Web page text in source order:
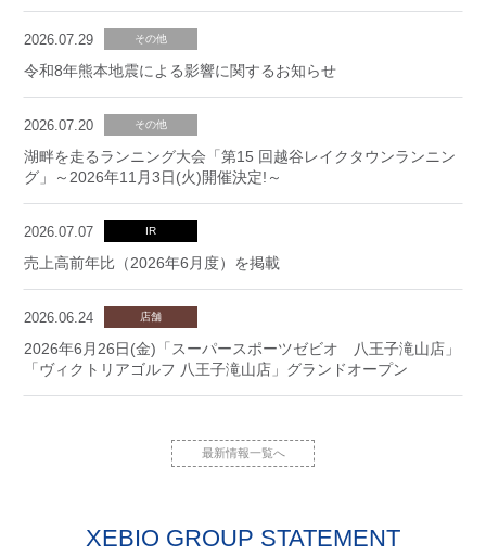
2026.07.29 その他
令和8年熊本地震による影響に関するお知らせ
2026.07.20 その他
湖畔を走るランニング大会「第15 回越谷レイクタウンランニン
グ」～2026年11月3日(火)開催決定!～
2026.07.07 IR
売上高前年比（2026年6月度）を掲載
2026.06.24 店舗
2026年6月26日(金)「スーパースポーツゼビオ 八王子滝山店」
「ヴィクトリアゴルフ 八王子滝山店」グランドオープン
最新情報一覧へ
XEBIO GROUP STATEMENT